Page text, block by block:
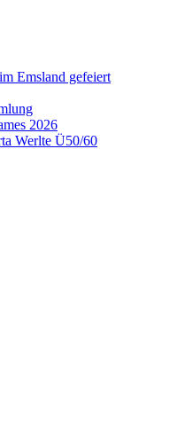
Emsland gefeiert
2026
Werlte Ü50/60